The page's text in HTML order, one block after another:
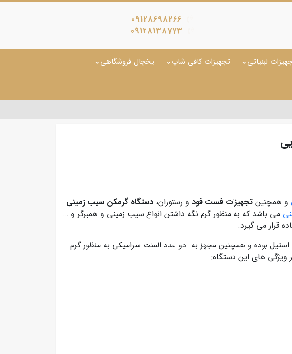
09128698266
09128138773
لبنیاتی تجهیزات کافی شاپ یخچال فروشگاهی
و همچنین تجهیزات فست فود و رستوران، دستگاه گرمکن سیب زمینی
می باشد که به منظور گرم نگه داشتن انواع سیب زمینی و همبرگر و …
قرار می گیرد.
استیل بوده و همچنین مجهز به دو عدد المنت سرامیکی به منظور گرم
ویژگی های این دستگاه: